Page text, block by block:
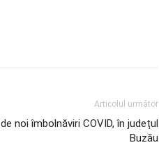
Articolul următor
noi îmbolnăviri COVID, în județul
Buzău